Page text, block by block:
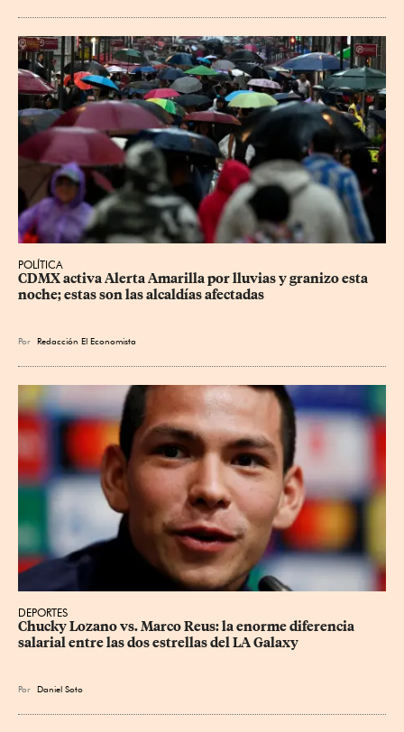
POLÍTICA
CDMX activa Alerta Amarilla por lluvias y granizo esta
noche; estas son las alcaldías afectadas
Por Redacción El Economista
DEPORTES
Chucky Lozano vs. Marco Reus: la enorme diferencia
salarial entre las dos estrellas del LA Galaxy
Por Daniel Soto